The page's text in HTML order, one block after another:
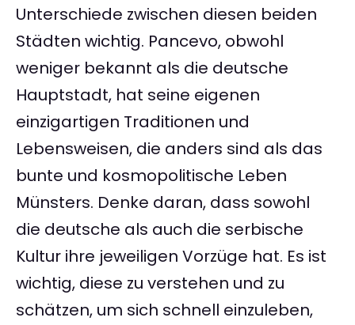
Unterschiede zwischen diesen beiden
Städten wichtig. Pancevo, obwohl
weniger bekannt als die deutsche
Hauptstadt, hat seine eigenen
einzigartigen Traditionen und
Lebensweisen, die anders sind als das
bunte und kosmopolitische Leben
Münsters. Denke daran, dass sowohl
die deutsche als auch die serbische
Kultur ihre jeweiligen Vorzüge hat. Es ist
wichtig, diese zu verstehen und zu
schätzen, um sich schnell einzuleben,